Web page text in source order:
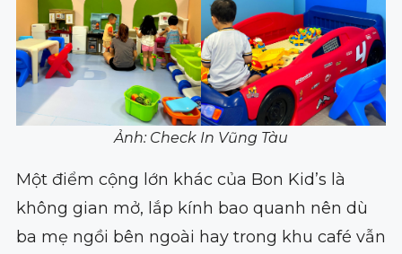
Ảnh: Check In Vũng Tàu
Một điểm cộng lớn khác của Bon Kid’s là
không gian mở, lắp kính bao quanh nên dù
ba mẹ ngồi bên ngoài hay trong khu café vẫn